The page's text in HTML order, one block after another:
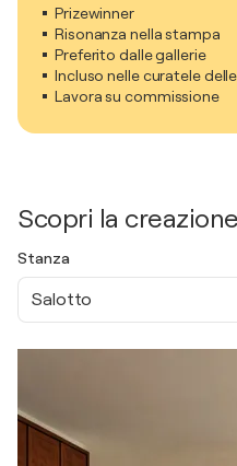
Prizewinner
Risonanza nella stampa
Preferito dalle gallerie
Incluso nelle curatele
Lavora su commissione
Scopri la
Stanza
Salotto